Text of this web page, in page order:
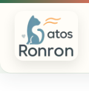
Pular
conteúdo